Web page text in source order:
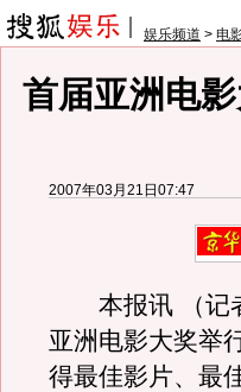
娱乐频道 > 电
首届亚洲电
2007年03月21日07:47
本报讯 （记者
亚洲电影大奖举
得最佳影片、最